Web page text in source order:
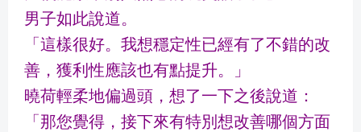
男子如此說道。
「這樣很好。我想穩定性已經有了不錯的改
善，獲利性應該也有點提升。」
曉荷輕柔地偏過頭，想了一下之後說道：
「那您覺得，接下來有特別想改善哪個方面